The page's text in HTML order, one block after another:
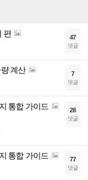
편 47
댓글
계산 7
댓글
통합 가이드 28
댓글
통합 가이드 77
댓글